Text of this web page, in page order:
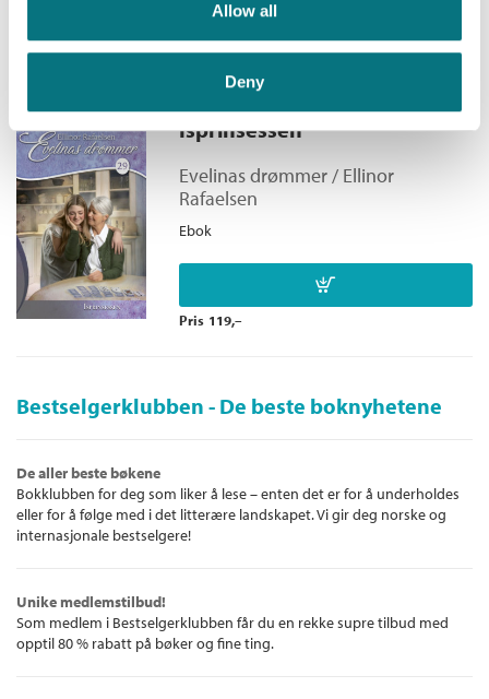
Allow all
Deny
Isprinsessen
Evelinas drømmer / Ellinor
Rafaelsen
Ebok
Pris 119,–
Bestselgerklubben - De beste boknyhetene
De aller beste bøkene
Bokklubben for deg som liker å lese – enten det er for å underholdes
eller for å følge med i det litterære landskapet. Vi gir deg norske og
internasjonale bestselgere!
Unike medlemstilbud!
Som medlem i Bestselgerklubben får du en rekke supre tilbud med
opptil 80 % rabatt på bøker og fine ting.